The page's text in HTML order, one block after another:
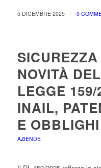
5 DICEMBRE 2025 / 0
NOVITÀ
LEGGE
INAIL,
E
AZIENDE